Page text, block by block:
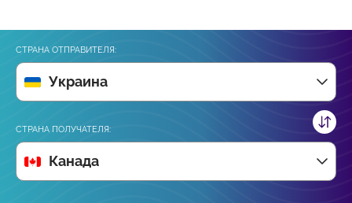
СТРАНА ОТПРАВИТЕЛЯ:
Украина
СТРАНА ПОЛУЧАТЕЛЯ:
Канада